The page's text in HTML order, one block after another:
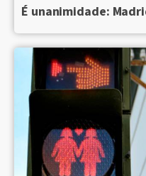
É unanimidade: